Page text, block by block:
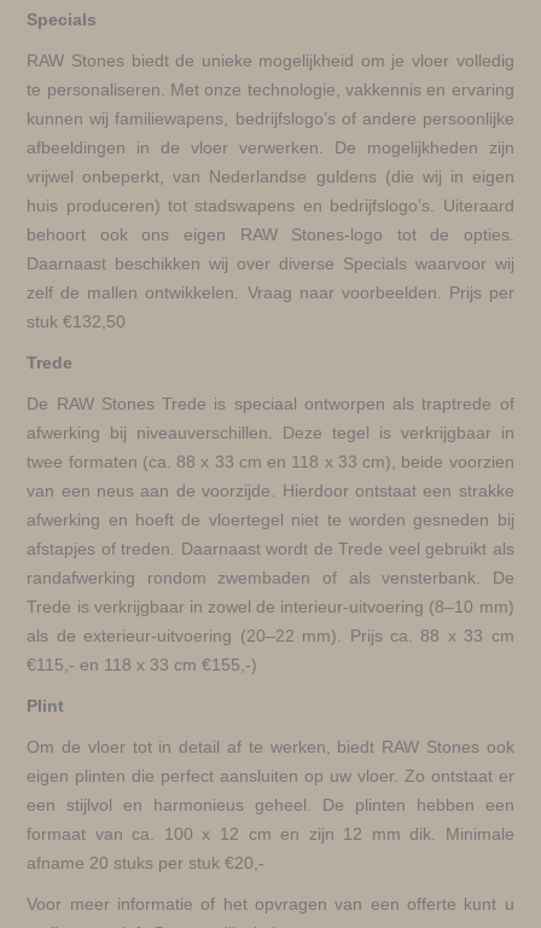
Specials
RAW Stones biedt de unieke mogelijkheid om je vloer volledig
te personaliseren. Met onze technologie, vakkennis en ervaring
kunnen wij familiewapens, bedrijfslogo’s of andere persoonlijke
afbeeldingen in de vloer verwerken. De mogelijkheden zijn
vrijwel onbeperkt, van Nederlandse guldens (die wij in eigen
huis produceren) tot stadswapens en bedrijfslogo’s. Uiteraard
behoort ook ons eigen RAW Stones-logo tot de opties.
Daarnaast beschikken wij over diverse Specials waarvoor wij
zelf de mallen ontwikkelen. Vraag naar voorbeelden. Prijs per
stuk €132,50
Trede
De RAW Stones Trede is speciaal ontworpen als traptrede of
afwerking bij niveauverschillen. Deze tegel is verkrijgbaar in
twee formaten (ca. 88 x 33 cm en 118 x 33 cm), beide voorzien
van een neus aan de voorzijde. Hierdoor ontstaat een strakke
afwerking en hoeft de vloertegel niet te worden gesneden bij
afstapjes of treden. Daarnaast wordt de Trede veel gebruikt als
randafwerking rondom zwembaden of als vensterbank. De
Trede is verkrijgbaar in zowel de interieur-uitvoering (8–10 mm)
als de exterieur-uitvoering (20–22 mm). Prijs ca. 88 x 33 cm
€115,- en 118 x 33 cm €155,-)
Plint
Om de vloer tot in detail af te werken, biedt RAW Stones ook
eigen plinten die perfect aansluiten op uw vloer. Zo ontstaat er
een stijlvol en harmonieus geheel. De plinten hebben een
formaat van ca. 100 x 12 cm en zijn 12 mm dik. Minimale
afname 20 stuks per stuk €20,-
Voor meer informatie of het opvragen van een offerte kunt u